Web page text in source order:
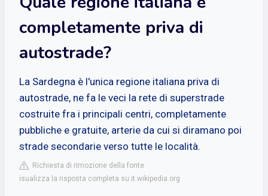
completamente priva di
autostrade?
La Sardegna è l'unica regione italiana priva di
autostrade, ne fa le veci la rete di superstrade
costruite fra i principali centri, completamente
pubbliche e gratuite, arterie da cui si diramano poi
strade secondarie verso tutte le località.
Richiesta di rimozione della fonte
isualizza la risposta completa su it.wikipedia.org